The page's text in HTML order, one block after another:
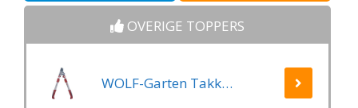
OVERIGE TOPPERS
WOLF-Garten Takkenschaar POWER CUT RR*** 900 T - lengte 650-900mm - telescoop - aluminium hefboomarmen - 4x meer kracht - messpanning instelbaar